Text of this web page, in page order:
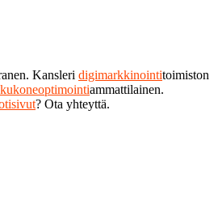
Kansleri digimarkkinointitoimiston
ammattilainen.
? Ota yhteyttä.